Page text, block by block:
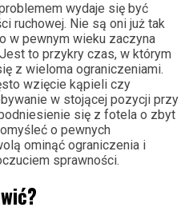
wydaje się być
ruchowej. Nie są oni już tak
w pewnym wieku zaczyna
to przykry czas, w którym
z wieloma ograniczeniami.
wzięcie kąpieli czy
w stojącej pozycji przy
się z fotela o zbyt
o pewnych
ominąć ograniczenia i
sprawności.